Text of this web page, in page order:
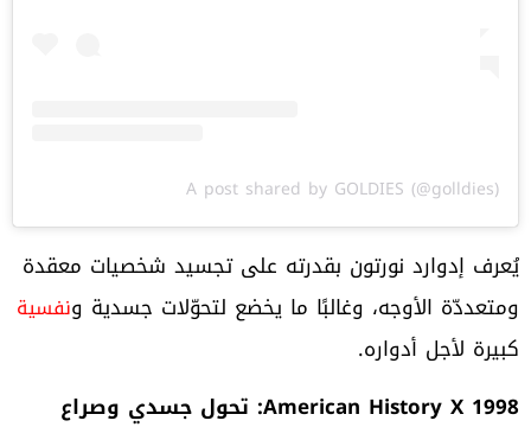
A post shared by GOLDIES (@golldies)
يُعرف إدوارد نورتون بقدرته على تجسيد شخصيات معقدة
ومتعددّة الأوجه، وغالبًا ما يخضع لتحوّلات جسدية ونفسية
كبيرة لأجل أدواره.
American History X 1998: تحول جسدي وصراع